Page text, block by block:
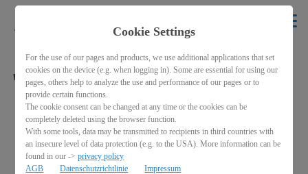
"Licht, Liebe, Mut"
Cookie Settings
For the use of our pages and products, we use additional applications that set
cookies on the device (e.g. when logging in). Some are essential for using our
pages, others help to analyze the use and performance of our pages or to
provide certain functions.
The cookie consent can be changed at any time or the cookies can be
completely deleted using the browser function.
With some tools, data may be transmitted to recipients in third countries with
an insecure level of data protection (e.g. to the USA). More information can be
found in our ->privacy policy
AGB
Datenschutzrichtlinie Impressum